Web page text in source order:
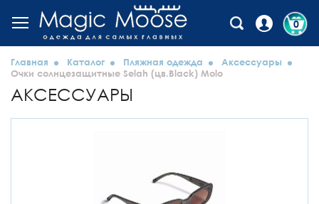
0
Главная Каталог Пляжная одежда
Аксессуары
Очки солнцезащитные Selah (цв.Black) Molo
АКСЕССУАРЫ